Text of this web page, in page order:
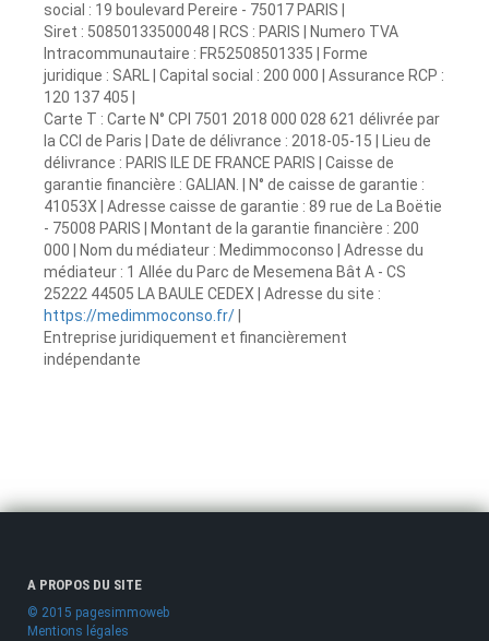
social : 19 boulevard Pereire - 75017 PARIS |
Siret : 50850133500048 | RCS : PARIS | Numero TVA
Intracommunautaire : FR52508501335 | Forme
juridique : SARL | Capital social : 200 000 | Assurance RCP :
120 137 405 |
Carte T : Carte N° CPI 7501 2018 000 028 621 délivrée par
la CCI de Paris | Date de délivrance : 2018-05-15 | Lieu de
délivrance : PARIS ILE DE FRANCE PARIS | Caisse de
garantie financière : GALIAN. | N° de caisse de garantie :
41053X | Adresse caisse de garantie : 89 rue de La Boëtie
- 75008 PARIS | Montant de la garantie financière : 200
000 | Nom du médiateur : Medimmoconso | Adresse du
médiateur : 1 Allée du Parc de Mesemena Bât A - CS
25222 44505 LA BAULE CEDEX | Adresse du site :
https://medimmoconso.fr/
Entreprise juridiquement et financièrement
indépendante
A PROPOS DU SITE
© 2015 pagesimmoweb
Mentions légales